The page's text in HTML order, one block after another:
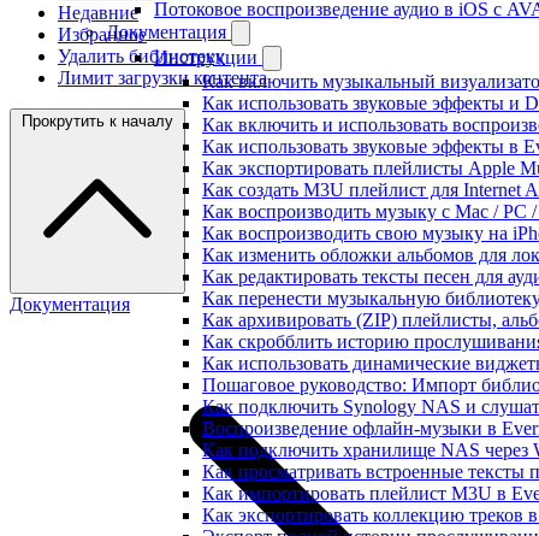
Потоковое воспроизведение аудио в iOS с
Документация
Инструкции
Как включить музыкальный
Как использовать звуковые эффекты и
Как включить и использовать
Как использовать звуковые эффекты в
Как экспортировать плейлисты Apple
Как создать M3U плейлист для Internet
Как воспроизводить музыку с Mac /
Как воспроизводить свою музыку на
Как изменить обложки альбомов для
Как редактировать тексты песен для
Как перенести музыкальную
Как архивировать (ZIP) плейлисты,
Как скробблить историю
Как использовать динамические
Пошаговое руководство: Импорт
Как подключить Synology NAS и
Воспроизведение офлайн-музыки в
Как подключить хранилище NAS через
Как просматривать встроенные
Как импортировать плейлист M3U в
Как экспортировать коллекцию
Недавние
Избранное
Удалить библиотеку
Лимит загрузки контента
Прокрутить к началу
Документация